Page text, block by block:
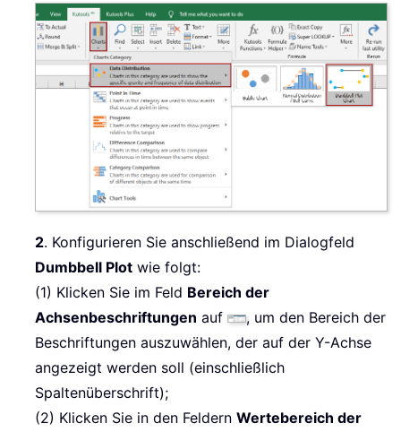
2. Konfigurieren Sie anschließend im Dialogfeld
Dumbbell Plot wie folgt:
(1) Klicken Sie im Feld Bereich der
Achsenbeschriftungen auf
, um den Bereich der
Beschriftungen auszuwählen, der auf der Y-Achse
angezeigt werden soll (einschließlich
Spaltenüberschrift);
(2) Klicken Sie in den Feldern Wertebereich der